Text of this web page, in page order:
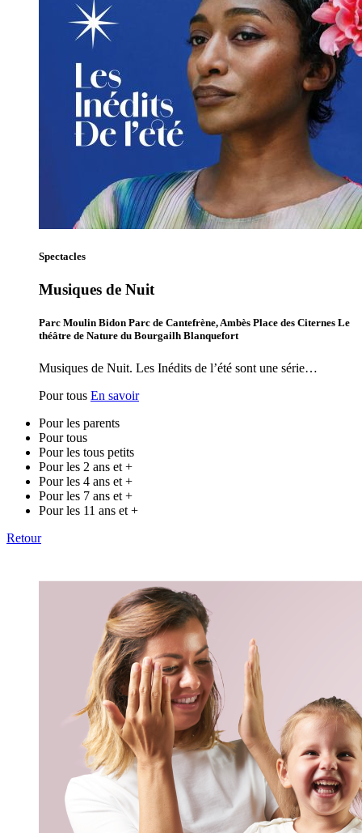
Spectacles
Musiques de Nuit
Parc Moulin Bidon Parc de Cantefrène, Ambès Place des Citernes Le
théâtre de Nature du Bourgailh Blanquefort
Musiques de Nuit. Les Inédits de l’été sont une série…
Pour tous En savoir
Pour les parents
Pour tous
Pour les tous petits
Pour les 2 ans et +
Pour les 4 ans et +
Pour les 7 ans et +
Pour les 11 ans et +
Retour